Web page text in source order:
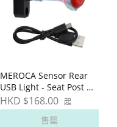
MEROCA Sensor Rear
USB Light - Seat Post 充
電式尾燈
HKD $168.00 起
售罄